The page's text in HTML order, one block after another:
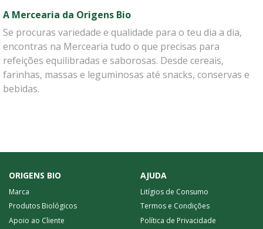
A Mercearia da Origens Bio
Se procuras variedade e qualidade para o teu dia a dia,
encontras na Mercearia tudo o que precisas para
refeições equilibradas e saborosas. Desde cereais,
farinhas, massas e leguminosas até snacks, conservas e
bebidas.
ORIGENS BIO
Marca
Produtos Biológicos
Apoio ao Cliente
AJUDA
Litígios de Consumo
Termos e Condições
Política de Privacidade